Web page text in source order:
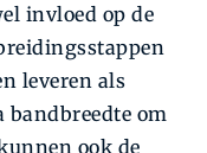
invloed op de
leveren als
bandbreedte om
ook de